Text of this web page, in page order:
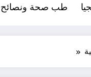
طب صحة ونصائح